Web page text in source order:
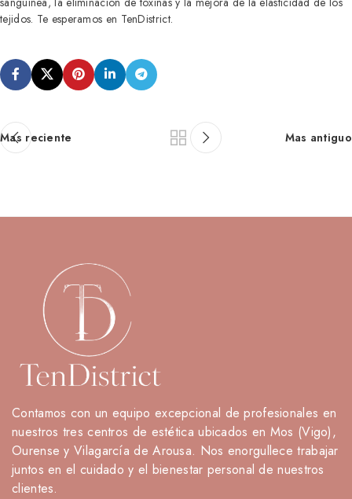
tejidos. Te esperamos en TenDistrict.
Mas reciente Mas antiguo
Contamos con un equipo excepcional de profesionales en
nuestros tres centros de estética ubicados en Mos (Vigo),
Ourense y Vilagarcía de Arousa. Nos enorgullece trabajar
juntos en el cuidado y el bienestar personal de nuestros
clientes.